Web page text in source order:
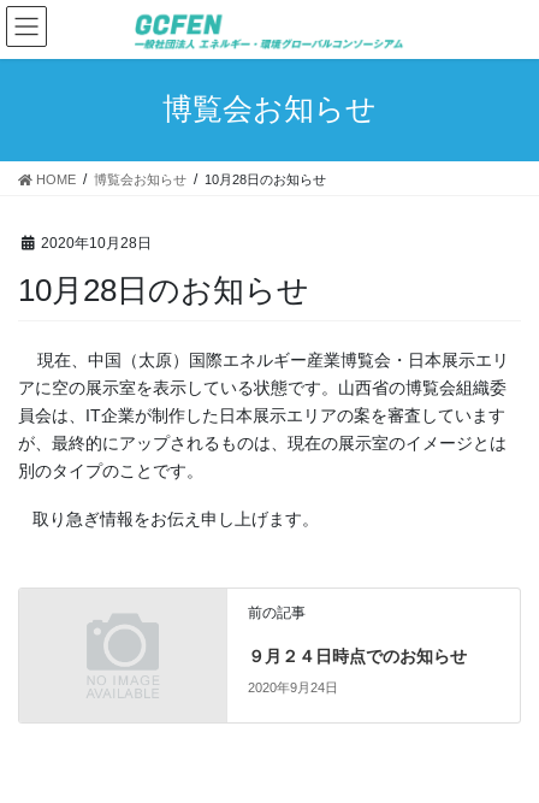
コ
ン
テ
ス
ナ
ビ
ゲ
ン
博覧会お知らせ
HOME 博覧会お知らせ 10月28日のお知らせ
2020年10月28日
10月28日のお知らせ
現在、中国（太原）国際エネルギー産業博覧会・日本展示エリ
アに空の展示室を表示している状態です。山西省の博覧会組織委
員会は、IT企業が制作した日本展示エリアの案を審査しています
が、最終的にアップされるものは、現在の展示室のイメージとは
別のタイプのことです。
取り急ぎ情報をお伝え申し上げます。
前の記事
９月２４日時点でのお知らせ
2020年9月24日